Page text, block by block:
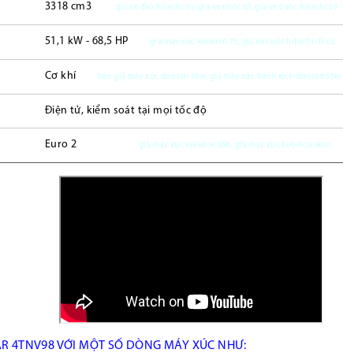
3318 cm3 giá xe đào hitachi 03, gia xe cuoc 03, gia xe cuoc hitachi 03
51,1 kW - 68,5 HP giá máy xúc kobelco 75, giá xe cuốc hitachi 03 cũ
Cơ khí báo giá máy xúc doosan 55w, giá máy xúc bánh xích doosan 55w
Điện tử, kiểm soát tại mọi tốc độ
Euro 2 giá máy xúc volvo ec55b, giá máy xúc kobelco sk60
4TNV98 VỚI MỘT SỐ DÒNG MÁY XÚC NHƯ: